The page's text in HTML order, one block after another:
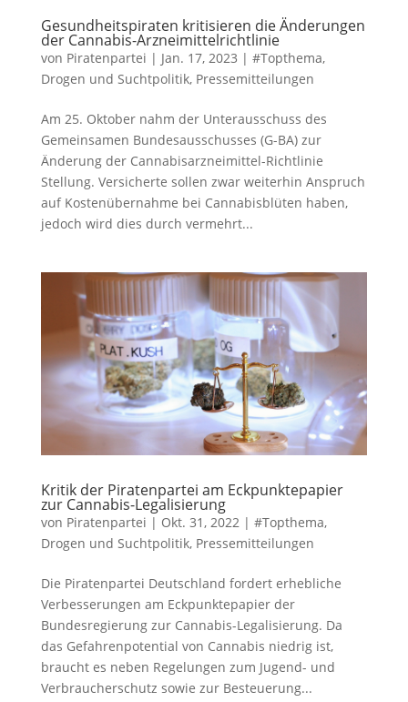
Gesundheitspiraten kritisieren die Änderungen
der Cannabis-Arzneimittelrichtlinie
von Piratenpartei | Jan. 17, 2023 | #Topthema,
Drogen und Suchtpolitik, Pressemitteilungen
Am 25. Oktober nahm der Unterausschuss des
Gemeinsamen Bundesausschusses (G-BA) zur
Änderung der Cannabisarzneimittel-Richtlinie
Stellung. Versicherte sollen zwar weiterhin Anspruch
auf Kostenübernahme bei Cannabisblüten haben,
jedoch wird dies durch vermehrt...
Kritik der Piratenpartei am Eckpunktepapier
zur Cannabis-Legalisierung
von Piratenpartei | Okt. 31, 2022| #Topthema,
Drogen und Suchtpolitik, Pressemitteilungen
Die Piratenpartei Deutschland fordert erhebliche
Verbesserungen am Eckpunktepapier der
Bundesregierung zur Cannabis-Legalisierung. Da
das Gefahrenpotential von Cannabis niedrig ist,
braucht es neben Regelungen zum Jugend- und
Verbraucherschutz sowie zur Besteuerung...